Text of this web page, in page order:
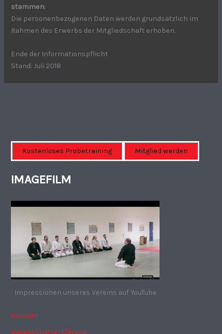
stammen:
Die personenbezogenen Daten werden grundsätzlich im
Rahmen des Erwerbs der Mitgliedschaft erhoben.
Ende der Informationspflicht
Stand: Juli 2018
Kostenloses Probetraining Mitglied werden
IMAGEFILM
Impressionen unseres Vereins auf YouTube
Kontakt
Datenschutzerklärung